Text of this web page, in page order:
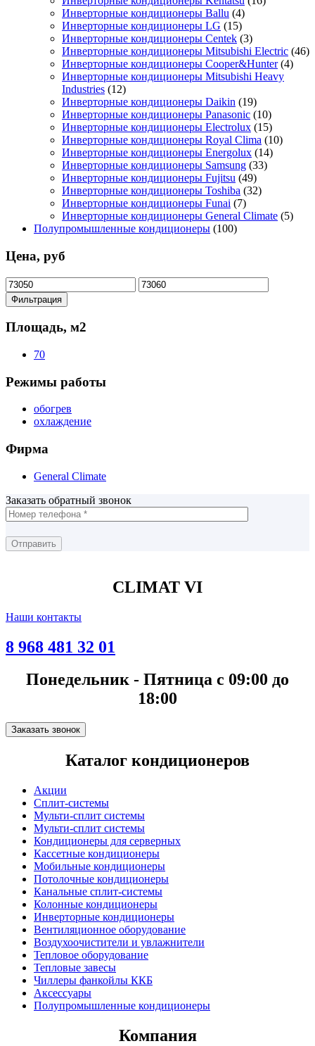
Инверторные кондиционеры Ballu (4)
Инверторные кондиционеры LG (15)
Инверторные кондиционеры Centek (3)
Инверторные кондиционеры Mitsubishi Electric (46)
Инверторные кондиционеры Cooper&Hunter (4)
Инверторные кондиционеры Mitsubishi Heavy
Industries (12)
Инверторные кондиционеры Daikin (19)
Инверторные кондиционеры Panasonic (10)
Инверторные кондиционеры Electrolux (15)
Инверторные кондиционеры Royal Clima (10)
Инверторные кондиционеры Energolux (14)
Инверторные кондиционеры Samsung (33)
Инверторные кондиционеры Fujitsu (49)
Инверторные кондиционеры Toshiba (32)
Инверторные кондиционеры Funai (7)
Инверторные кондиционеры General Climate (5)
Полупромышленные кондиционеры (100)
Цена, руб
Минимальная
цена
Максимальная
цена
Фильтрация
Площадь, м2
70
Режимы работы
обогрев
охлаждение
Фирма
General Climate
Заказать обратный звонок
CLIMAT VI
Наши контакты
8 968 481 32 01
Понедельник - Пятница с 09:00 до
18:00
Заказать звонок
Каталог кондиционеров
Акции
Сплит-системы
Мульти-сплит системы
Мульти-сплит системы
Кондиционеры для серверных
Кассетные кондиционеры
Мобильные кондиционеры
Потолочные кондиционеры
Канальные сплит-системы
Колонные кондиционеры
Инверторные кондиционеры
Вентиляционное оборудование
Воздухоочистители и увлажнители
Тепловое оборудование
Тепловые завесы
Чиллеры фанкойлы ККБ
Аксессуары
Полупромышленные кондиционеры
Компания